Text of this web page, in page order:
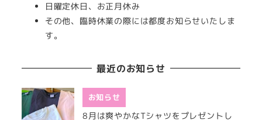
日曜定休日、お正月休み
その他、臨時休業の際には都度お知らせいたしま
す。
最近のお知らせ
お知らせ
8月は爽やかなTシャツをプレゼントし